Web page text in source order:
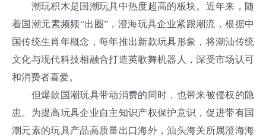
潮玩积木是国潮玩具中热度超高的板块。近年来，随
着国潮元素频频“出圈”，澄海玩具企业紧跟潮流，根据中
国传统生肖年概念，每年推出新款玩具形象，将潮汕传统
文化与现代科技相融合打造英歌舞机器人，深受市场认可
和消费者喜爱。
但爆款国潮玩具带动消费的同时，也带来被侵权的隐
患。为提高玩具企业自主知识产权保护意识，促进带有国
潮元素的玩具产品高质量出口海外，汕头海关所属澄海海